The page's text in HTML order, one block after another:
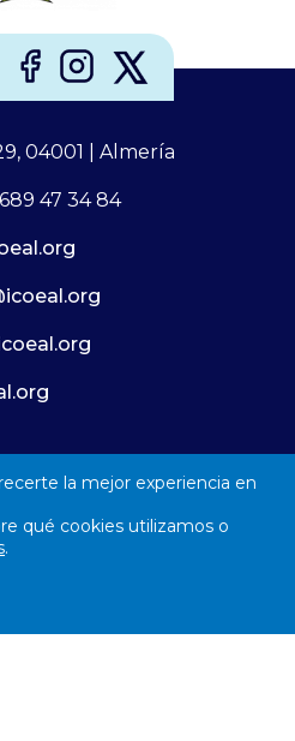
04001 | Almería
47 34 84
la mejor experiencia en
qué cookies utilizamos o
.